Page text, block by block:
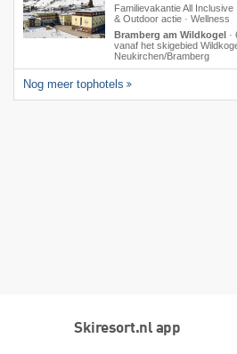
Familievakantie All Inclusive
& Outdoor actie · Wellness
Bramberg am Wildkogel ·
vanaf het skigebied
Neukirchen/​Bramberg
Nog meer tophotels
Skiresort.nl app